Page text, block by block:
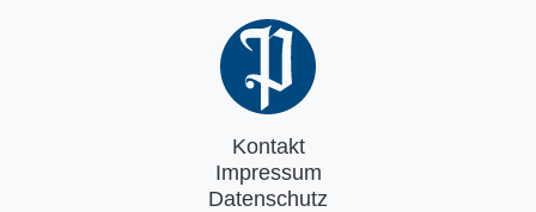
Kontakt
Impressum
Datenschutz